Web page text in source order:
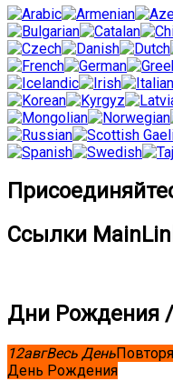
Ссылки
Дни Рождения
12авгВесь День
День Рождения